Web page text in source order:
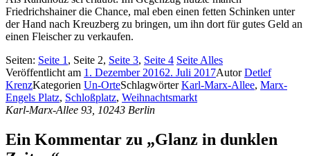
Friedrichshainer die Chance, mal eben einen fetten Schinken unter
der Hand nach Kreuzberg zu bringen, um ihn dort für gutes Geld an
einen Fleischer zu verkaufen.
Seiten: Seite 1 , Seite 2, Seite 3, Seite 4 Seite Alles
Veröffentlicht am 1. Dezember 20162. Juli 2017AutorDetlef
KrenzKategorien Un-OrteSchlagwörterKarl-Marx-Allee, Marx-
Engels Platz, Schloßplatz, Weihnachtsmarkt
Karl-Marx-Allee 93, 10243 Berlin
Ein Kommentar zu „Glanz in dunklen